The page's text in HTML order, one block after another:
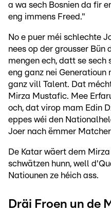
a wa sech Bosnien da fir
eng immens Freed."
No e puer méi schlechte
nees op der grousser Bün
mengen ech, datt se sech
eng ganz nei
ganz vill Talent. Dat
Mirza Mustafic. Mee
och, dat virop mam Edin
eppes wéi den
Joer nach ëmmer
De Katar wäert dem
schwätzen hunn, well
Natiounen ze héich ass.
Dräi Froen un de